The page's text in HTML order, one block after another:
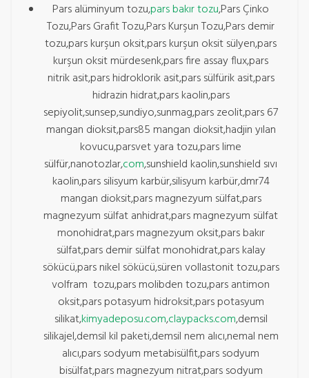
Pars alüminyum tozu,pars bakır tozu,Pars Çinko
Tozu,Pars Grafit Tozu,Pars Kurşun Tozu,Pars demir
tozu,pars kurşun oksit,pars kurşun oksit sülyen,pars
kurşun oksit mürdesenk,pars fire assay flux,pars
nitrik asit,pars hidroklorik asit,pars sülfürik asit,pars
hidrazin hidrat,pars kaolin,pars
sepiyolit,sunsep,sundiyo,sunmag,pars zeolit,pars 67
mangan dioksit,pars85 mangan dioksit,hadjin yılan
kovucu,parsvet yara tozu,pars lime
sülfür,nanotozlar,com,sunshield kaolin,sunshield sıvı
kaolin,pars silisyum karbür,silisyum karbür,dmr74
mangan dioksit,pars magnezyum sülfat,pars
magnezyum sülfat anhidrat,pars magnezyum sülfat
monohidrat,pars magnezyum oksit,pars bakır
sülfat,pars demir sülfat monohidrat,pars kalay
sökücü,pars nikel sökücü,süren vollastonit tozu,pars
volfram tozu,pars molibden tozu,pars antimon
oksit,pars potasyum hidroksit,pars potasyum
silikat,kimyadeposu.com,claypacks.com,demsil
silikajel,demsil kil paketi,demsil nem alıcı,nemal nem
alıcı,pars sodyum metabisülfit,pars sodyum
bisülfat,pars magnezyum nitrat,pars sodyum